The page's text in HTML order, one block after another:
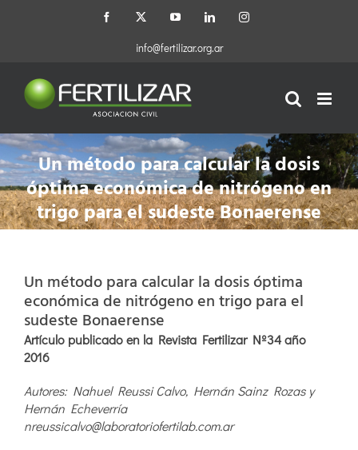
Facebook
X YouTubeLinkedInInstagram
info@fertilizar.org.ar
Un método para calcular la dosis
óptima económica de nitrógeno en
trigo para el sudeste Bonaerense
Un método para calcular la dosis óptima
económica de nitrógeno en trigo para el
sudeste Bonaerense
Artículo publicado en la Revista Fertilizar Nº34 año
2016
Autores: Nahuel Reussi Calvo, Hernán Sainz Rozas y
Hernán Echeverría
nreussicalvo@laboratoriofertilab.com.ar